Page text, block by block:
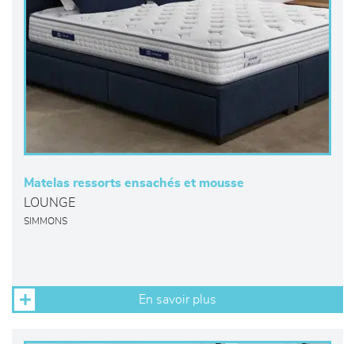
Matelas ressorts ensachés et mousse
LOUNGE
SIMMONS
En savoir plus